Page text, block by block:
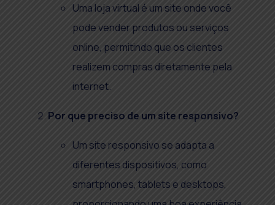
Uma loja virtual é um site onde você
pode vender produtos ou serviços
online, permitindo que os clientes
realizem compras diretamente pela
internet.
Por que preciso de um site responsivo?
Um site responsivo se adapta a
diferentes dispositivos, como
smartphones, tablets e desktops,